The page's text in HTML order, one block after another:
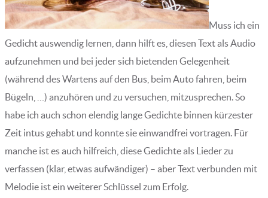
Muss ich ein
Gedicht auswendig lernen, dann hilft es, diesen Text als Audio
aufzunehmen und bei jeder sich bietenden Gelegenheit
(während des Wartens auf den Bus, beim Auto fahren, beim
Bügeln, …) anzuhören und zu versuchen, mitzusprechen. So
habe ich auch schon elendig lange Gedichte binnen kürzester
Zeit intus gehabt und konnte sie einwandfrei vortragen. Für
manche ist es auch hilfreich, diese Gedichte als Lieder zu
verfassen (klar, etwas aufwändiger) – aber Text verbunden mit
Melodie ist ein weiterer Schlüssel zum Erfolg.